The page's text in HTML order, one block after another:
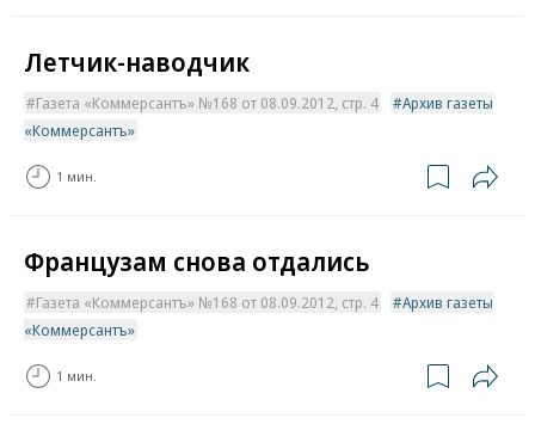
Летчик-наводчик
Газета «Коммерсантъ» №168 от 08.09.2012, стр. 4
Архив газеты
«Коммерсантъ»
1 мин.
Французам снова отдались
Газета «Коммерсантъ» №168 от 08.09.2012, стр. 4
Архив газеты
«Коммерсантъ»
1 мин.